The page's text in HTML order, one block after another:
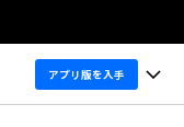
アプリ版を入手